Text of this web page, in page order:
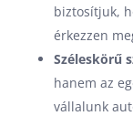
biztosítjuk,
érkezzen
Széleskörű
hanem az
vállalunk